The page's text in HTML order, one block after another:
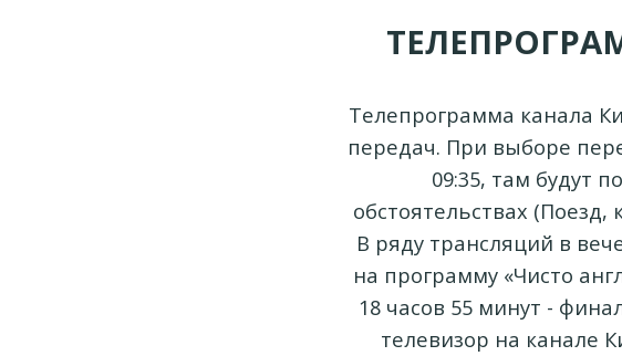
Телепрограмма канала
передач. При выборе
09:35, там будут
обстоятельствах (Поезд,
В ряду трансляций в
на программу «Чисто
18 часов 55 минут -
телевизор на канале